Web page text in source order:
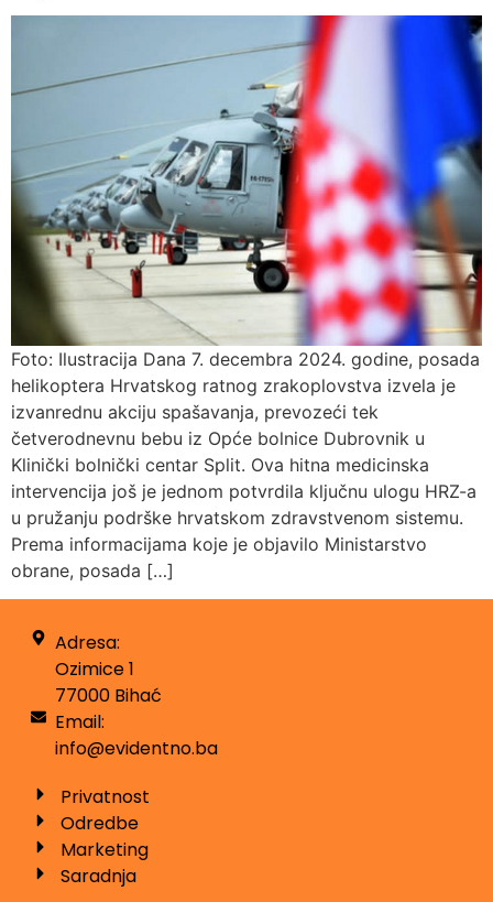
Foto: Ilustracija Dana 7. decembra 2024. godine, posada
helikoptera Hrvatskog ratnog zrakoplovstva izvela je
izvanrednu akciju spašavanja, prevozeći tek
četverodnevnu bebu iz Opće bolnice Dubrovnik u
Klinički bolnički centar Split. Ova hitna medicinska
intervencija još je jednom potvrdila ključnu ulogu HRZ-a
u pružanju podrške hrvatskom zdravstvenom sistemu.
Prema informacijama koje je objavilo Ministarstvo
obrane, posada […]
Adresa:
Ozimice 1
77000 Bihać
Email:
info@evidentno.ba
Privatnost
Odredbe
Marketing
Saradnja